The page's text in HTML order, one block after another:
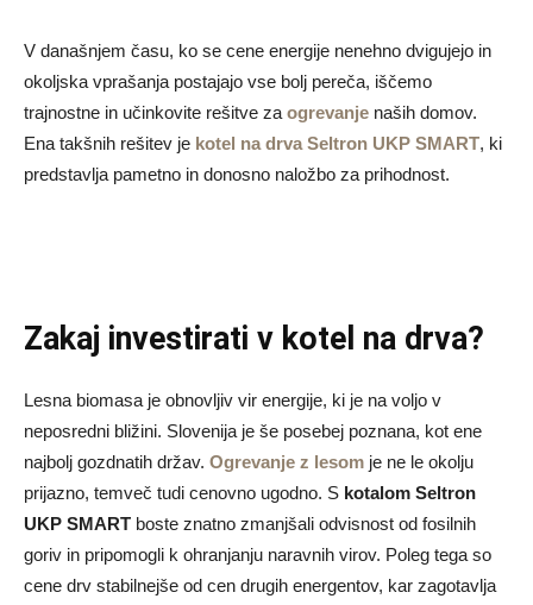
V današnjem času, ko se cene energije nenehno dvigujejo in
okoljska vprašanja postajajo vse bolj pereča, iščemo
trajnostne in učinkovite rešitve za ogrevanje naših domov.
Ena takšnih rešitev je kotel na drva Seltron UKP SMART, ki
predstavlja pametno in donosno naložbo za prihodnost.
Zakaj investirati v kotel na drva?
Lesna biomasa je obnovljiv vir energije, ki je na voljo v
neposredni bližini. Slovenija je še posebej poznana, kot ene
najbolj gozdnatih držav. Ogrevanje z lesom je ne le okolju
prijazno, temveč tudi cenovno ugodno. S kotalom Seltron
UKP SMART boste znatno zmanjšali odvisnost od fosilnih
goriv in pripomogli k ohranjanju naravnih virov. Poleg tega so
cene drv stabilnejše od cen drugih energentov, kar zagotavlja